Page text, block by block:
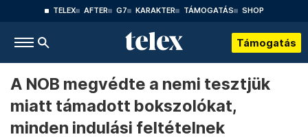
TELEX AFTER G7 KARAKTER TÁMOGATÁS SHOP
Támogatás
A NOB megvédte a nemi tesztjük
miatt támadott bokszolókat,
minden indulási feltételnek